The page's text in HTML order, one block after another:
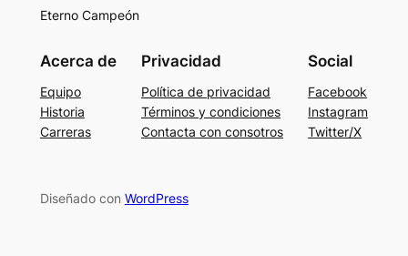
Eterno Campeón
Acerca de
Equipo
Historia
Carreras
Privacidad
Política de privacidad
Términos y condiciones
Contacta con consotros
Social
Facebook
Instagram
Twitter/X
Diseñado con WordPress